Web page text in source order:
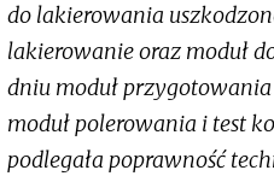
do lakierowania
lakierowanie oraz moduł
dniu moduł
moduł polerowania i test
podlegała poprawność